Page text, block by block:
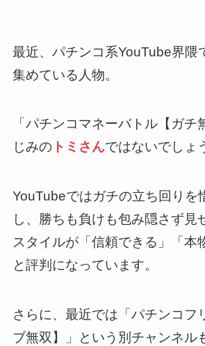
最近、パチンコ系YouTube界隈
集めている人物。
「パチンコマネーバトル【ガチ
じみのトミさんではないでしょ
YouTubeではガチの立ち回りを
し、勝ちも負けも包み隠さず見
スタイルが「信頼できる」「本
と評判になっています。
さらに、最近では「パチンコフ
ブ無双】」という別チャンネル